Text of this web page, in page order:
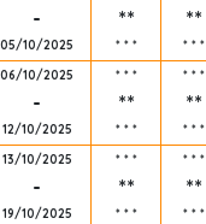
-
05/10/2025
**
* * *
**
* * *
06/10/2025
-
12/10/2025
* * *
**
* * *
* * *
**
* * *
13/10/2025
-
19/10/2025
* * *
**
* * *
* * *
**
* * *